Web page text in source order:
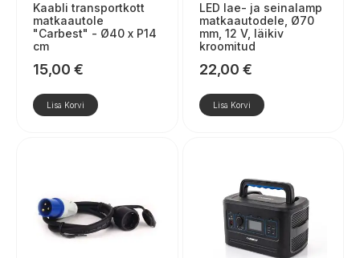
Kaabli transportkott
matkaautole
"Carbest" - Ø40 x P14
cm
15,00 €
Lisa Korvi
LED lae- ja seinalamp
matkaautodele, Ø70
mm, 12 V, läikiv
kroomitud
22,00 €
Lisa Korvi